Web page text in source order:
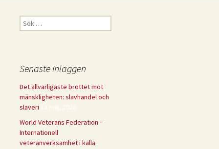
Sök
efter:
Senaste inläggen
Det allvarligaste brottet mot
mänskligheten: slavhandel och
slaveri 13 maj, 2026
World Veterans Federation –
Internationell
veteranverksamhet i kalla